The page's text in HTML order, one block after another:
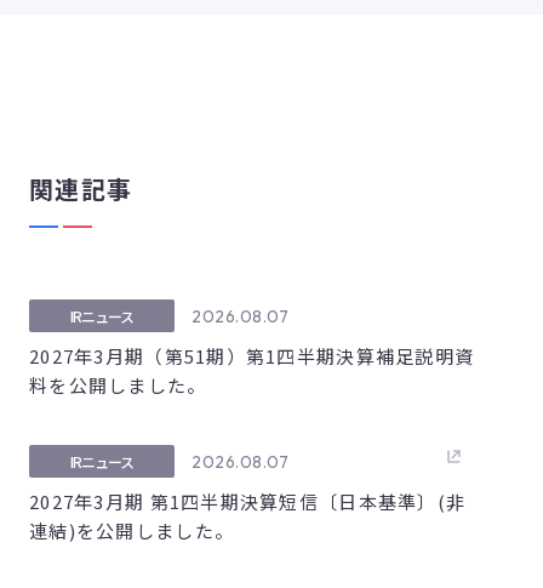
関連記事
2026.08.07
IRニュース
2027年3月期（第51期）第1四半期決算補足説明資
料を公開しました。
2026.08.07
IRニュース
2027年3月期 第1四半期決算短信〔日本基準〕(非
連結)を公開しました。